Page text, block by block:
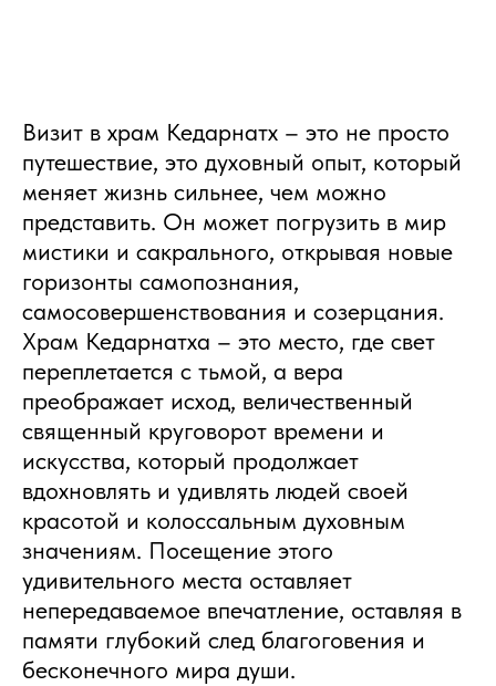
Визит в храм Кедарнатх – это не просто
путешествие, это духовный опыт, который
меняет жизнь сильнее, чем можно
представить. Он может погрузить в мир
мистики и сакрального, открывая новые
горизонты самопознания,
самосовершенствования и созерцания.
Храм Кедарнатха – это место, где свет
переплетается с тьмой, а вера
преображает исход, величественный
священный круговорот времени и
искусства, который продолжает
вдохновлять и удивлять людей своей
красотой и колоссальным духовным
значениям. Посещение этого
удивительного места оставляет
непередаваемое впечатление, оставляя в
памяти глубокий след благоговения и
бесконечного мира души.